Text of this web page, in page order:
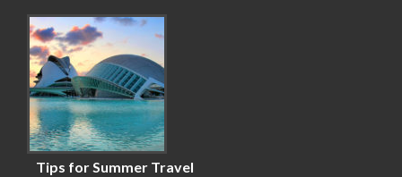
Tips for Summer Travel